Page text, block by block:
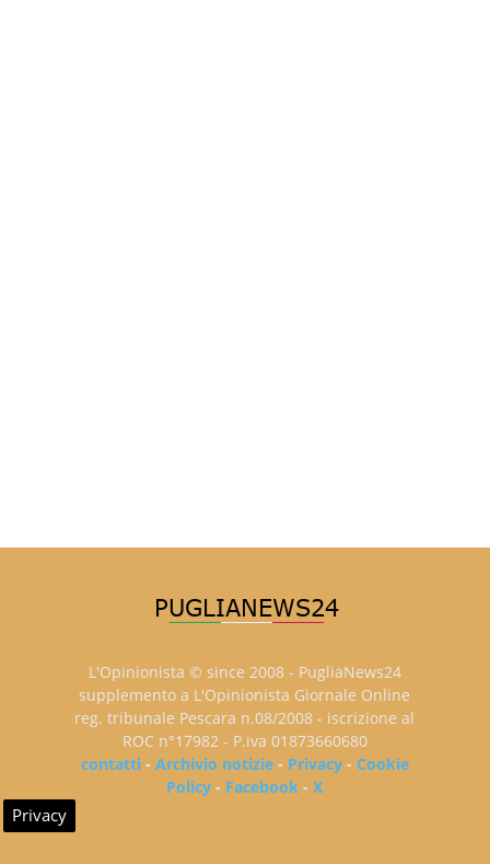
L'Opinionista © since 2008 - PugliaNews24
supplemento a L'Opinionista Giornale Online
reg. tribunale Pescara n.08/2008 - iscrizione al
ROC n°17982 - P.iva 01873660680
contatti- Archivio notizie- Privacy- Cookie
Policy - Facebook -X
Privacy